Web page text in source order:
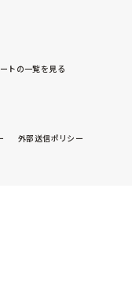
トの一覧を見る
外部送信ポリシー